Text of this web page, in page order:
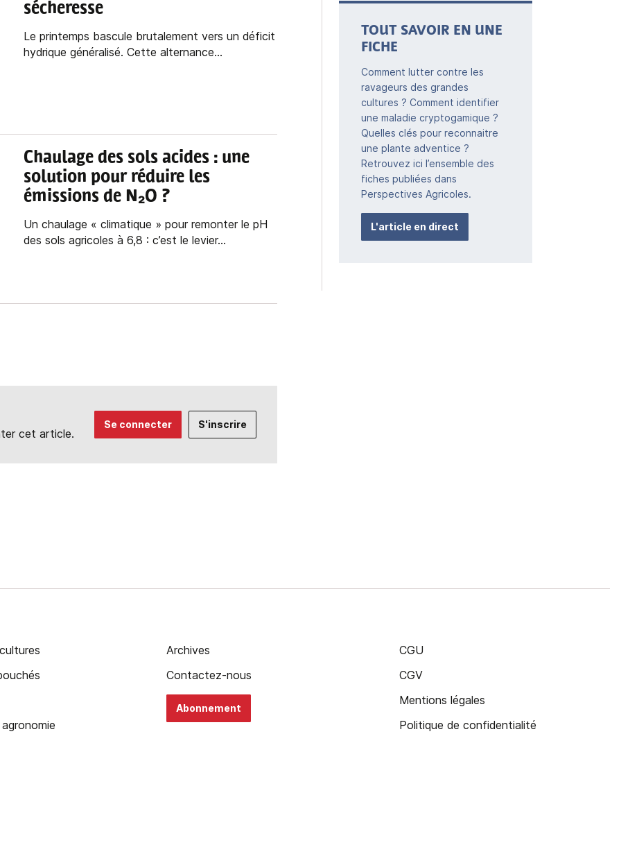
sécheresse
Le printemps bascule brutalement vers un déficit
hydrique généralisé. Cette alternance...
Chaulage des sols acides : une
solution pour réduire les
émissions de N₂O ?
Un chaulage « climatique » pour remonter le pH
des sols agricoles à 6,8 : c’est le levier...
cet article.
Se connecter S'inscrire
TOUT SAVOIR EN UNE
FICHE
Comment lutter contre les
ravageurs des grandes
cultures ? Comment identifier
une maladie cryptogamique ?
Quelles clés pour reconnaitre
une plante adventice ?
Retrouvez ici l’ensemble des
fiches publiées dans
Perspectives Agricoles.
L'article en direct
Archives
Contactez-nous
Abonnement
CGU
CGV
Mentions légales
Politique de confidentialité